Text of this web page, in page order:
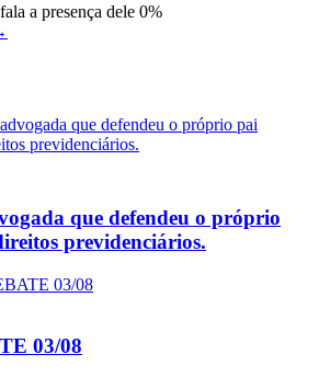
a presença dele 0%
que defendeu o próprio
previdenciários.
03/08